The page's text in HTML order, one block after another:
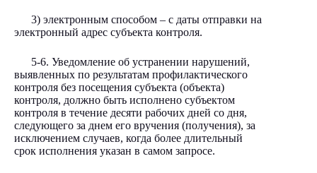
3) электронным способом – с даты отправки на
электронный адрес субъекта контроля.
5-6. Уведомление об устранении нарушений,
выявленных по результатам профилактического
контроля без посещения субъекта (объекта)
контроля, должно быть исполнено субъектом
контроля в течение десяти рабочих дней со дня,
следующего за днем его вручения (получения), за
исключением случаев, когда более длительный
срок исполнения указан в самом запросе.